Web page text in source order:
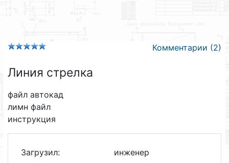
Комментарии (2)
Линия стрелка
файл автокад
лимн файл
инструкция
Загрузил:
инженер